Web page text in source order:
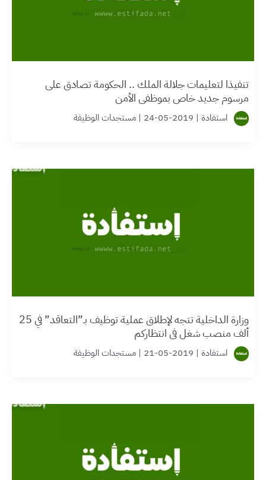
تنفيذا لتعليمات جلالة الملك .. الحكومة تصادق على
مرسوم جديد خاص بموظفي الأمن
استفادة |
2019-05-24
|مستجدات الوظيفة
وزارة الداخلية تتجه لإطلاق عملية توظيف بـ”التعاقد” في 25
ألف منصب شغل في انتظاركم
استفادة |
2019-05-21
|مستجدات الوظيفة